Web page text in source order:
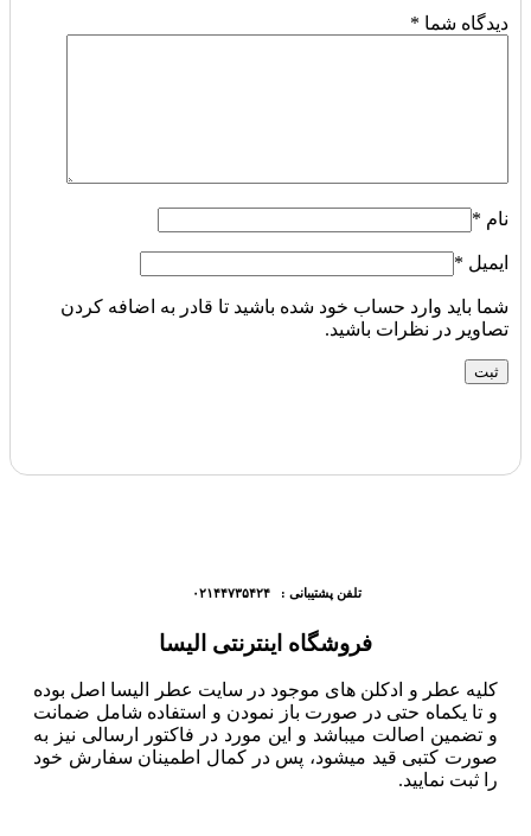
دیدگاه شما *
نام *
ایمیل *
شما باید وارد حساب خود شده باشید تا قادر به اضافه کردن
تصاویر در نظرات باشید.
تلفن پشتیبانی : ۰۲۱۴۴۷۳۵۴۲۴
فروشگاه اینترنتی الیسا
کلیه عطر و ادکلن های موجود در سایت عطر الیسا اصل بوده
و تا یکماه حتی در صورت باز نمودن و استفاده شامل ضمانت
و تضمین اصالت میباشد و این مورد در فاکتور ارسالی نیز به
صورت کتبی قید میشود، پس در کمال اطمینان سفارش خود
را ثبت نمایید.